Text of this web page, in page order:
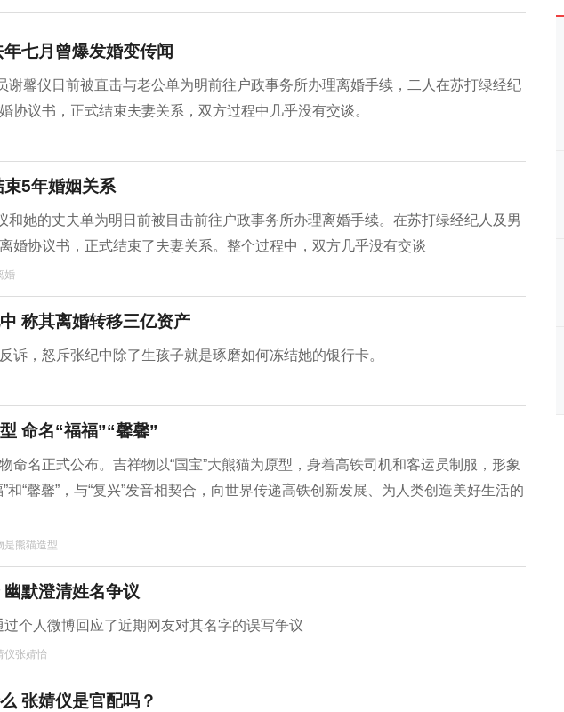
七月曾爆发婚变传闻
谢馨仪日前被直击与老公单为明前往户政事务所办理离婚手续，二人在苏打绿经纪
协议书，正式结束夫妻关系，双方过程中几乎没有交谈。
5年婚姻关系
和她的丈夫单为明日前被目击前往户政事务所办理离婚手续。在苏打绿经纪人及男
婚协议书，正式结束了夫妻关系。整个过程中，双方几乎没有交谈
婚
称其离婚转移三亿资产
诉，怒斥张纪中除了生孩子就是琢磨如何冻结她的银行卡。
命名“福福”“馨馨”
命名正式公布。吉祥物以“国宝”大熊猫为原型，身着高铁司机和客运员制服，形象
和“馨馨”，与“复兴”发音相契合，向世界传递高铁创新发展、为人类创造美好生活的
是熊猫造型
默澄清姓名争议
个人微博回应了近期网友对其名字的误写争议
仪张婧怡
张婧仪是官配吗？